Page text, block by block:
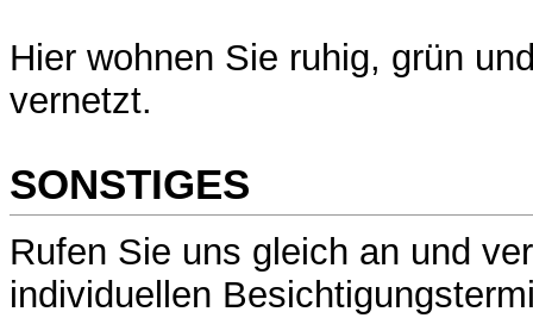
Hier wohnen Sie ruhig, grün
vernetzt.
SONSTIGES
Rufen Sie uns gleich an und
individuellen